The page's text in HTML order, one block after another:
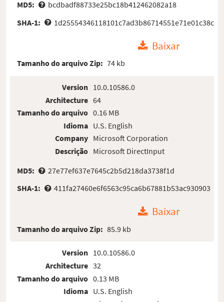
MD5:
bcdbadf88733e25bc18b412462082a18
SHA-1:
1d25554346118101c7ad3b86714551e71e01c38c
Baixar
Tamanho do arquivo Zip: 74 kb
Version
Architecture
Tamanho do arquivo
Idioma
Company
Descrição
10.0.10586.0
64
0.16 MB
U.S. English
Microsoft Corporation
Microsoft DirectInput
MD5:
27e77ef637e7645c2b5d218da3738f1d
SHA-1:
411fa27460e6f6563c95ca6b67881b53ac930903
Baixar
Tamanho do arquivo Zip: 85.9 kb
Version
Architecture
Tamanho do arquivo
Idioma
10.0.10586.0
32
0.13 MB
U.S. English